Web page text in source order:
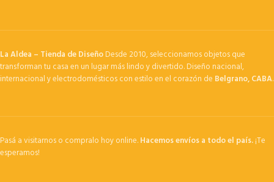
La Aldea – Tienda de DiseñoDesde 2010, seleccionamos objetos que
transforman tu casa en un lugar más lindo y divertido. Diseño nacional,
internacional y electrodomésticos con estilo en el corazón de Belgrano, CABA.
Pasá a visitarnos o compralo hoy online.Hacemos envíos a todo el país.¡Te
esperamos!